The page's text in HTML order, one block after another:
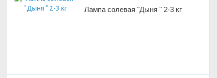
Лампа солевая "Дыня " 2-3 кг